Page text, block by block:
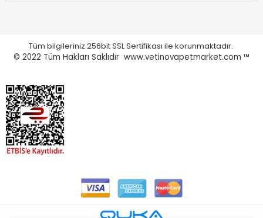
Tüm bilgileriniz 256bit SSL Sertifikası ile korunmaktadır.
© 2022 Tüm Hakları Saklıdır www.vetinovapetmarket.com ™